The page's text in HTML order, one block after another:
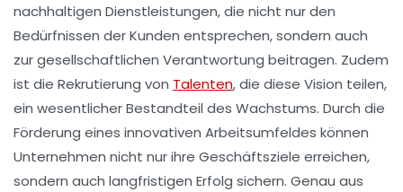
nachhaltigen Dienstleistungen, die nicht nur den
Bedürfnissen der Kunden entsprechen, sondern auch
zur gesellschaftlichen Verantwortung beitragen. Zudem
ist die Rekrutierung von Talenten, die diese Vision teilen,
ein wesentlicher Bestandteil des Wachstums. Durch die
Förderung eines innovativen Arbeitsumfeldes können
Unternehmen nicht nur ihre Geschäftsziele erreichen,
sondern auch langfristigen Erfolg sichern. Genau aus